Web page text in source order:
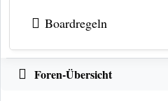
Boardregeln
Foren-Übersicht